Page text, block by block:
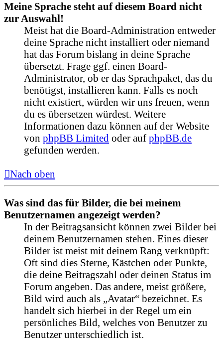
Meine Sprache steht auf diesem Board nicht
zur Auswahl!
Meist hat die Board-Administration entweder
deine Sprache nicht installiert oder niemand
hat das Forum bislang in deine Sprache
übersetzt. Frage ggf. einen Board-
Administrator, ob er das Sprachpaket, das du
benötigst, installieren kann. Falls es noch
nicht existiert, würden wir uns freuen, wenn
du es übersetzen würdest. Weitere
Informationen dazu können auf der Website
von phpBB Limited oder auf phpBB.de
gefunden werden.
Nach oben
Was sind das für Bilder, die bei meinem
Benutzernamen angezeigt werden?
In der Beitragsansicht können zwei Bilder bei
deinem Benutzernamen stehen. Eines dieser
Bilder ist meist mit deinem Rang verknüpft:
Oft sind dies Sterne, Kästchen oder Punkte,
die deine Beitragszahl oder deinen Status im
Forum angeben. Das andere, meist größere,
Bild wird auch als „Avatar“ bezeichnet. Es
handelt sich hierbei in der Regel um ein
persönliches Bild, welches von Benutzer zu
Benutzer unterschiedlich ist.